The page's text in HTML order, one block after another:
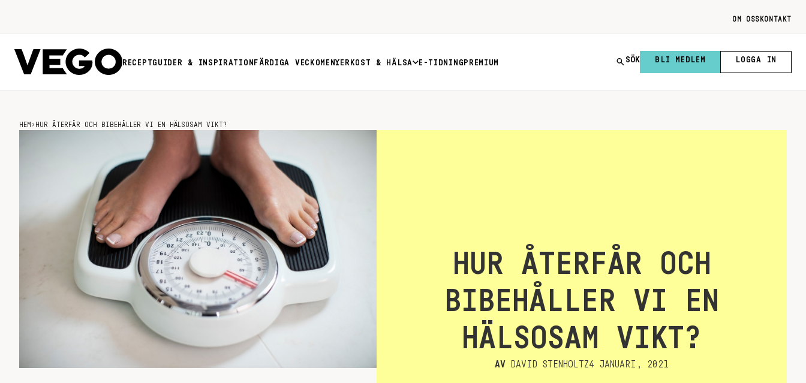
OM OSS KONTAKT
RECEPTGUIDER & INSPIRATION FÄRDIGA VECKOMENYER KOST & HÄLSA E-TIDNING PREMIUM SÖK BLI MEDLEM LOGGA IN
HEM › HUR ÅTERFÅR OCH BIBEHÅLLER VI EN HÄLSOSAM VIKT?
HUR ÅTERFÅR OCH
BIBEHÅLLER VI EN
HÄLSOSAM VIKT?
AV DAVID STENHOLTZ4 JANUARI, 2021